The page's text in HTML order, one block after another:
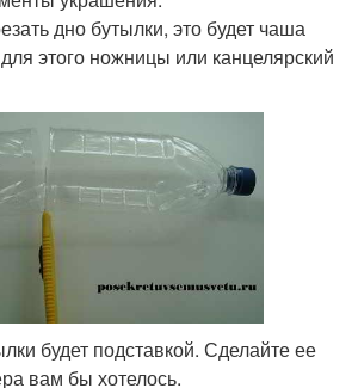
дно бутылки, это будет чаша
этого ножницы или канцелярский
будет подставкой. Сделайте ее
вам бы хотелось.